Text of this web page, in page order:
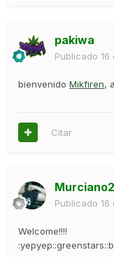
pakiwa
Publicado 16
bienvenido Mikfiren,
Citar
Publicado 16
Welcome!!!!